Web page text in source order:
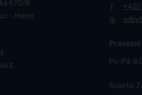
670/8
- Holice
+420
Provozní
Po–Pá:
Sobota: